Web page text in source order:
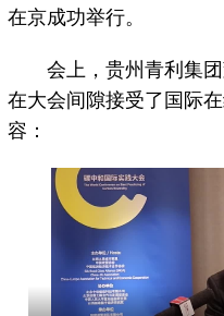
在京成功举行。
会上，贵州青利集团
在大会间隙接受了国际
容：